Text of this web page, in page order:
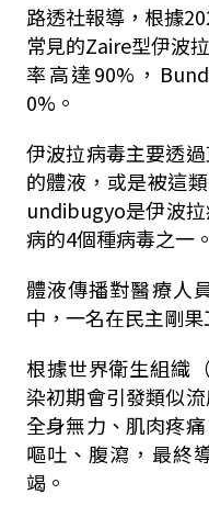
路透社報導，根據
常見的Zaire型伊波
率高達90%，
0%。
伊波拉病毒主要透
的體液，或是被這
undibugyo是伊波
病的4個種病毒之一。
體液傳播對醫療人
中，一名在民主剛
根據世界衛生組織
染初期會引發類似
全身無力、肌肉疼
嘔吐、腹瀉，最終
竭。